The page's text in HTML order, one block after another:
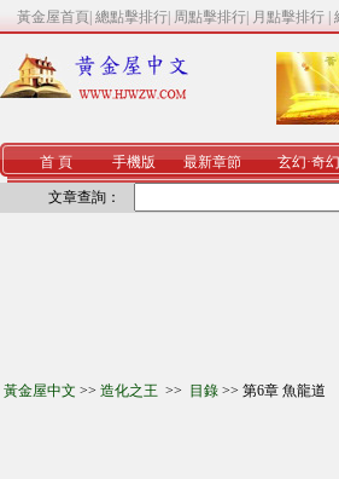
黃金屋首頁 總點擊排行 周點擊排行 月點擊排行
首 頁 手機版 最新章節 玄幻·奇幻
文章查詢：
黃金屋中文 >> 造化之王 >> 目錄 >> 第6章 魚龍道